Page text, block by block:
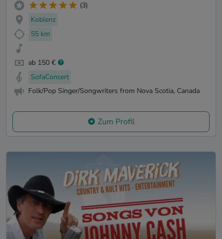
(3)
Koblenz
55 km
ab 150 €
SofaConcert
Folk/Pop Singer/Songwriters from Nova Scotia, Canada
Zum Profil